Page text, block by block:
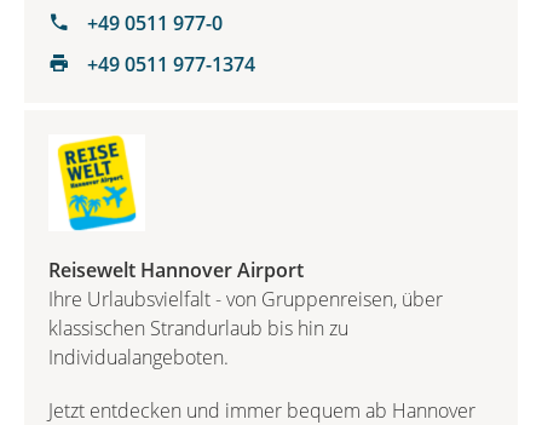
+49 0511 977-0
+49 0511 977-1374
Reisewelt Hannover Airport
Ihre Urlaubsvielfalt - von Gruppenreisen, über
klassischen Strandurlaub bis hin zu
Individualangeboten.
Jetzt entdecken und immer bequem ab Hannover